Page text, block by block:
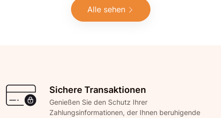
Alle sehen
Sichere Transaktionen
Genießen Sie den Schutz Ihrer
Zahlungsinformationen, der Ihnen beruhigende